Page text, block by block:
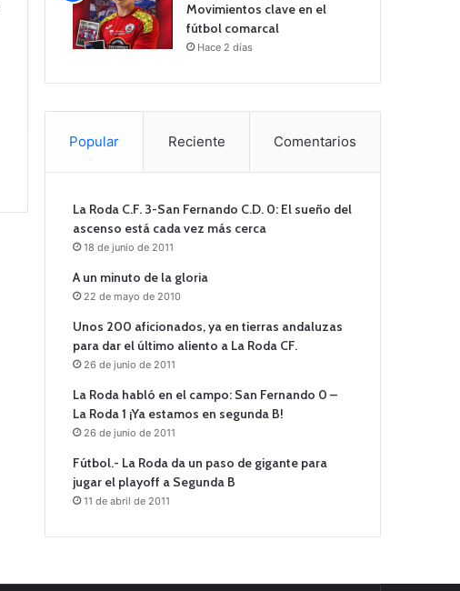
Movimientos clave en el
fútbol comarcal
Hace 2 días
Popular Reciente Comentarios
La Roda C.F. 3-San Fernando C.D. 0: El sueño del
ascenso está cada vez más cerca
18 de junio de 2011
A un minuto de la gloria
22 de mayo de 2010
Unos 200 aficionados, ya en tierras andaluzas
para dar el último aliento a La Roda CF.
26 de junio de 2011
La Roda habló en el campo: San Fernando 0 –
La Roda 1 ¡Ya estamos en segunda B!
26 de junio de 2011
Fútbol.- La Roda da un paso de gigante para
jugar el playoff a Segunda B
11 de abril de 2011